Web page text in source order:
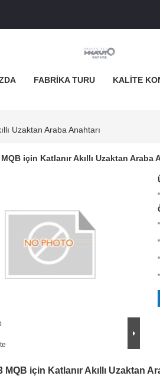
FABRIKA TURU KALITE
Uzaktan Araba Anahtarı
için Katlanır Akıllı Uzaktan Araba
MQB için Katlanır Akıllı Uzaktan